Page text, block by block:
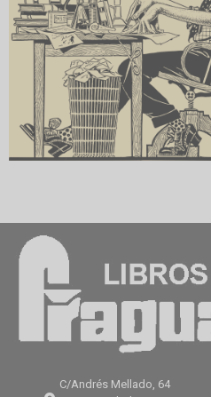
C/Andrés Mellado, 64